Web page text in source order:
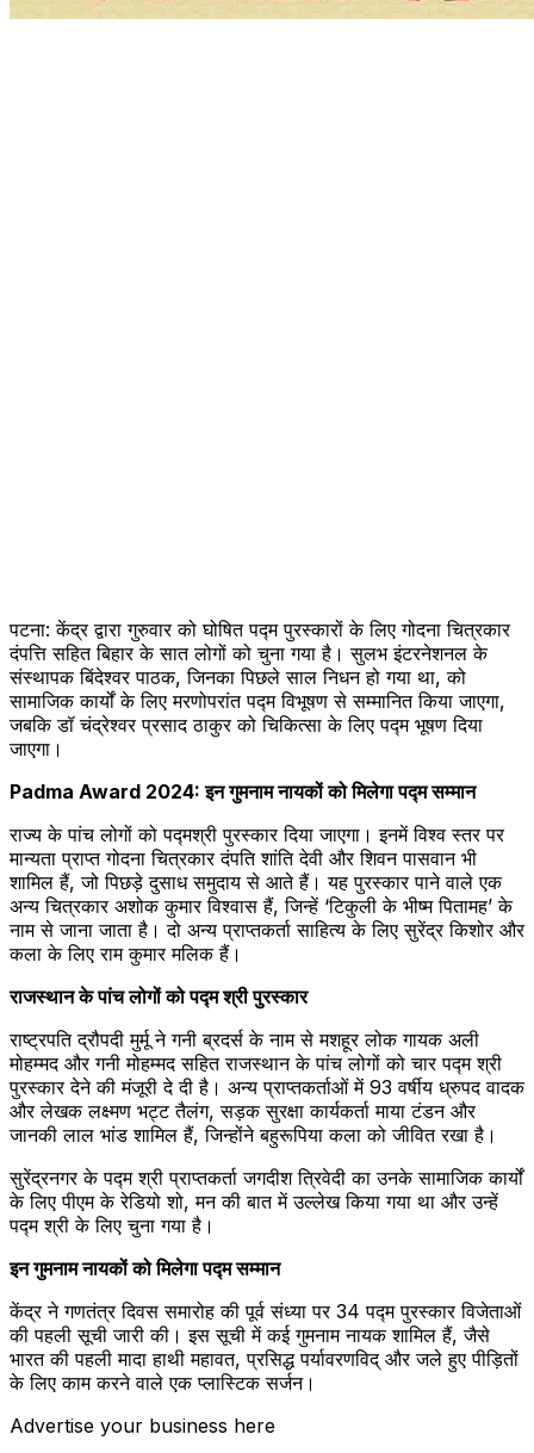
पटना: केंद्र द्वारा गुरुवार को घोषित पद्म पुरस्कारों के लिए गोदना चित्रकार
दंपत्ति सहित बिहार के सात लोगों को चुना गया है। सुलभ इंटरनेशनल के
संस्थापक बिंदेश्वर पाठक, जिनका पिछले साल निधन हो गया था, को
सामाजिक कार्यों के लिए मरणोपरांत पद्म विभूषण से सम्मानित किया जाएगा,
जबकि डॉ चंद्रेश्वर प्रसाद ठाकुर को चिकित्सा के लिए पद्म भूषण दिया
जाएगा।
Padma Award 2024: इन गुमनाम नायकों को मिलेगा पद्म सम्मान
राज्य के पांच लोगों को पद्मश्री पुरस्कार दिया जाएगा। इनमें विश्व स्तर पर
मान्यता प्राप्त गोदना चित्रकार दंपति शांति देवी और शिवन पासवान भी
शामिल हैं, जो पिछड़े दुसाध समुदाय से आते हैं। यह पुरस्कार पाने वाले एक
अन्य चित्रकार अशोक कुमार विश्वास हैं, जिन्हें ‘टिकुली के भीष्म पितामह’ के
नाम से जाना जाता है। दो अन्य प्राप्तकर्ता साहित्य के लिए सुरेंद्र किशोर और
कला के लिए राम कुमार मलिक हैं।
राजस्थान के पांच लोगों को पद्म श्री पुरस्कार
राष्ट्रपति द्रौपदी मुर्मू ने गनी ब्रदर्स के नाम से मशहूर लोक गायक अली
मोहम्मद और गनी मोहम्मद सहित राजस्थान के पांच लोगों को चार पद्म श्री
पुरस्कार देने की मंजूरी दे दी है। अन्य प्राप्तकर्ताओं में 93 वर्षीय ध्रुपद वादक
और लेखक लक्ष्मण भट्ट तैलंग, सड़क सुरक्षा कार्यकर्ता माया टंडन और
जानकी लाल भांड शामिल हैं, जिन्होंने बहुरूपिया कला को जीवित रखा है।
सुरेंद्रनगर के पद्म श्री प्राप्तकर्ता जगदीश त्रिवेदी का उनके सामाजिक कार्यों
के लिए पीएम के रेडियो शो, मन की बात में उल्लेख किया गया था और उन्हें
पद्म श्री के लिए चुना गया है।
इन गुमनाम नायकों को मिलेगा पद्म सम्मान
केंद्र ने गणतंत्र दिवस समारोह की पूर्व संध्या पर 34 पद्म पुरस्कार विजेताओं
की पहली सूची जारी की। इस सूची में कई गुमनाम नायक शामिल हैं, जैसे
भारत की पहली मादा हाथी महावत, प्रसिद्ध पर्यावरणविद् और जले हुए पीड़ितों
के लिए काम करने वाले एक प्लास्टिक सर्जन।
Advertise your business here